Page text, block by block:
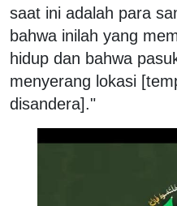
saat ini adalah para
bahwa inilah yang
hidup dan bahwa
menyerang lokasi
disandera]."